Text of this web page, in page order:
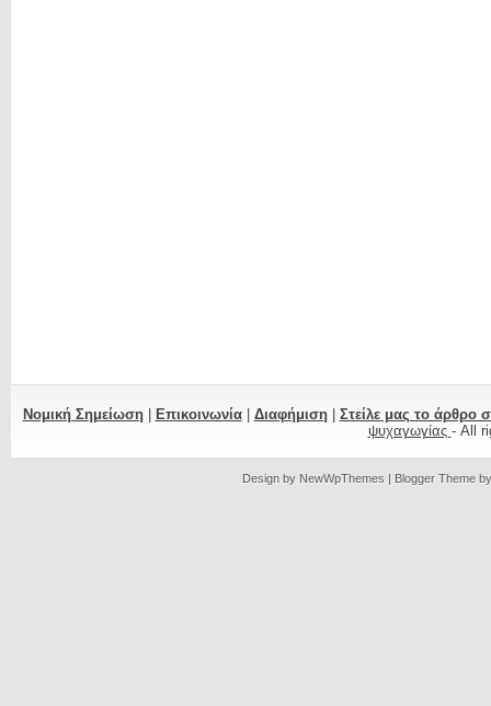
Νομική Σημείωση| Επικοινωνία| Διαφήμιση| Στείλε μας το άρθρο
ψυχαγωγίας - All
Design by NewWpThemes | Blogger Theme